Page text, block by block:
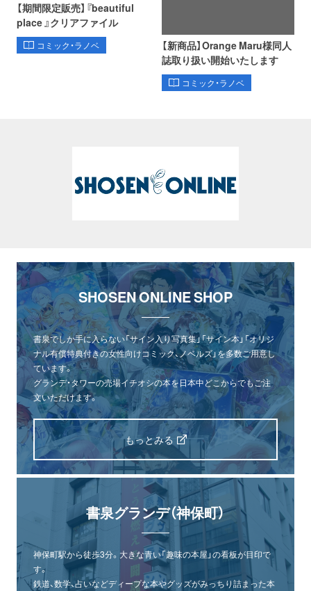
【期間限定販売】『beautiful
place 』クリアファイル
コミック・ラノベ
【新商品】Orange Maru様同人
誌取り扱い開始いたします
コミック・ラノベ
SHOSEN ONLINE SHOP
書泉でしか手に入らない「サイン入り写真集」「サイン本」「オリジ
ナル有償特典付きの女性向けコミック、ノベルズ」を多数ご用意し
ています。
グランデ・タワーの売場イチオシの本を日本中どこからでもご注
文いただけます。
もっとみる
書泉グランデ（神保町）
神保町駅から徒歩3分。大きな青い「趣味の本屋」の看板が目印で
す。
鉄道、数学、占いなどディープな本やグッズがみっちり詰まった本